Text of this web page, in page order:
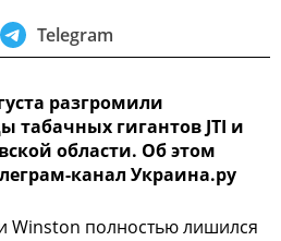
Telegram
разгромили
табачных гигантов JTI и
области. Об этом
канал Украина.ру
Winston полностью лишился